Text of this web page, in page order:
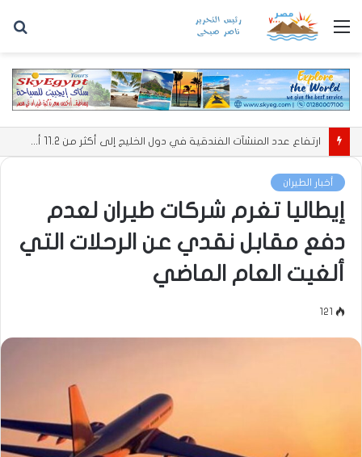
القائمة
ارتفاع عدد المنشآت الفندقية في دول الخليج إلى أكثر من 11.2 ألف منشأة
أخبار الطيران
إيطاليا تغرم شركات طيران لعدم
دفع مقابل نقدي عن الرحلات التي
ألغيت العام الماضي
121